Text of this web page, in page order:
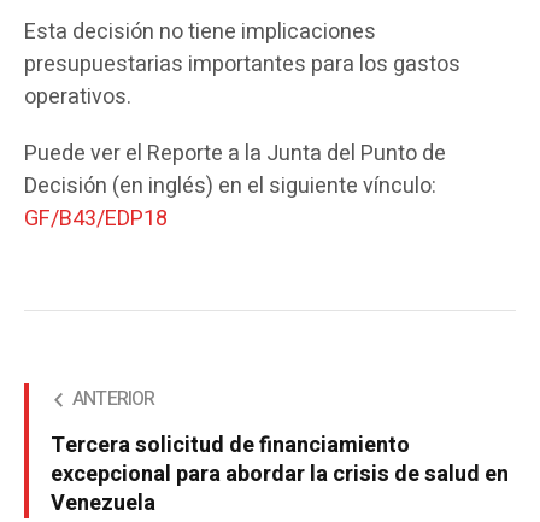
Esta decisión no tiene implicaciones
presupuestarias importantes para los gastos
operativos.
Puede ver el Reporte a la Junta del Punto de
Decisión (en inglés) en el siguiente vínculo:
GF/B43/EDP18
ANTERIOR
Tercera solicitud de financiamiento
excepcional para abordar la crisis de salud en
Venezuela